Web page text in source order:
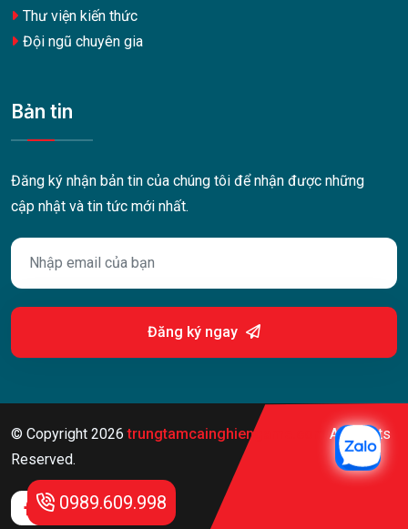
Thư viện kiến thức
Đội ngũ chuyên gia
Bản tin
Đăng ký nhận bản tin của chúng tôi để nhận được những
cập nhật và tin tức mới nhất.
Đăng ký ngay
© Copyright 2026 trungtamcainghiengame.com
All Rights
Reserved.
0989.609.998